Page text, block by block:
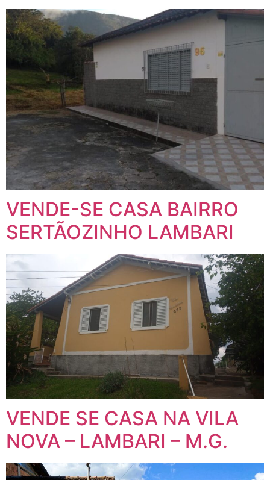
VENDE-SE CASA BAIRRO
SERTÃOZINHO LAMBARI
VENDE SE CASA NA VILA
NOVA – LAMBARI – M.G.